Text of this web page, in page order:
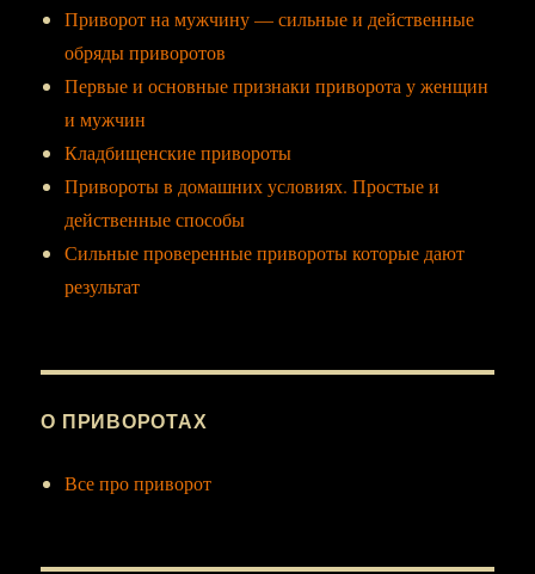
Приворот на мужчину — сильные и действенные
обряды приворотов
Первые и основные признаки приворота у женщин
и мужчин
Кладбищенские привороты
Привороты в домашних условиях. Простые и
действенные способы
Сильные проверенные привороты которые дают
результат
О ПРИВОРОТАХ
Все про приворот